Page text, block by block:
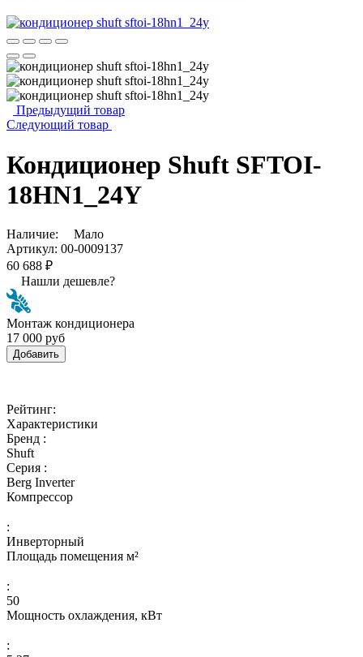
Предыдущий товар
Следующий товар
Кондиционер Shuft SFTOI-
18HN1_24Y
Наличие:
Мало
Артикул: 00-0009137
60 688 ₽
Нашли дешевле?
Монтаж кондиционера
17 000 руб
Добавить
Рейтинг:
Характеристики
Бренд :
Shuft
Серия :
Berg Inverter
Компрессор
:
Инверторный
Площадь помещения м²
:
50
Мощность охлаждения, кВт
: